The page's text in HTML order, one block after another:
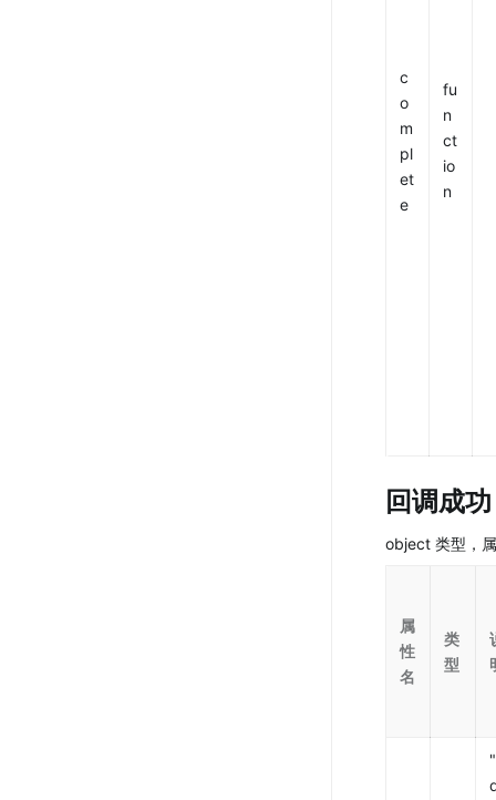
c
o
m
pl
et
e
fu
n
ct
io
n
回调成功
object 类型，
属
性
名
类
型